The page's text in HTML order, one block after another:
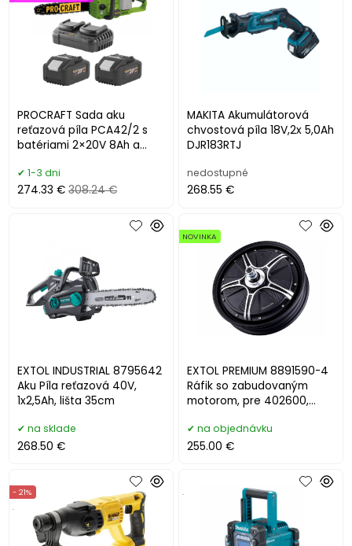
PROCRAFT Sada aku
reťazová píla PCA42/2 s
batériami 2×20V 8Ah a
1-3 dni
274.33 € 308.24 €
MAKITA Akumulátorová
chvostová píla 18V,2x 5,0Ah
DJR183RTJ
nedostupné
268.55 €
EXTOL INDUSTRIAL 8795642
Aku Píla reťazová 40V,
1x2,5Ah, lišta 35cm
na sklade
268.50 €
EXTOL PREMIUM 8891590-4
Ráfik so zabudovaným
motorom, pre 402600,
NOVINKA
na objednávku
255.00 €
- 21%
.
.